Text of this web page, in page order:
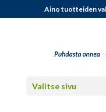
Aino tuotteiden
Valitse sivu